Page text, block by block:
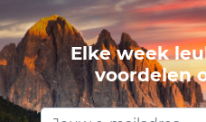
Elke week
voordelen